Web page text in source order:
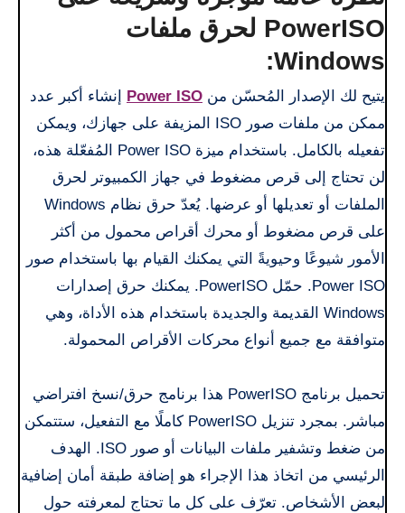
PowerISO لحرق ملفات
Windows:
يتيح لك الإصدار المُحسّن من Power ISO إنشاء أكبر عدد
ممكن من ملفات صور ISO المزيفة على جهازك، ويمكن
تفعيله بالكامل. باستخدام ميزة Power ISO المُفعّلة هذه،
لن تحتاج إلى قرص مضغوط في جهاز الكمبيوتر لحرق
الملفات أو تعديلها أو عرضها. يُعدّ حرق نظام Windows
على قرص مضغوط أو محرك أقراص محمول من أكثر
الأمور شيوعًا وحيويةً التي يمكنك القيام بها باستخدام صور
Power ISO. حمّل PowerISO. يمكنك حرق إصدارات
Windows القديمة والجديدة باستخدام هذه الأداة، وهي
متوافقة مع جميع أنواع محركات الأقراص المحمولة.
تحميل برنامج PowerISO هذا برنامج حرق/نسخ افتراضي
مباشر. بمجرد تنزيل PowerISO كاملًا مع التفعيل، ستتمكن
من ضغط وتشفير ملفات البيانات أو صور ISO. الهدف
الرئيسي من اتخاذ هذا الإجراء هو إضافة طبقة أمان إضافية
لبعض الأشخاص. تعرّف على كل ما تحتاج لمعرفته حول